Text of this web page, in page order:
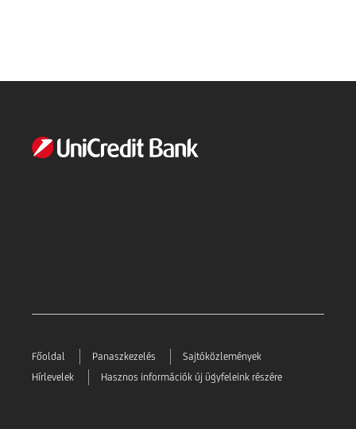
Főoldal Panaszkezelés
Sajtóközlemények
Hírlevelek
Hasznos információk új ügyfeleink részére